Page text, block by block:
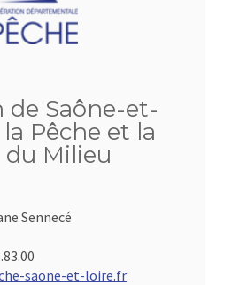
de Saône-et-
Pêche et la
Milieu
Sennecé
saone-et-loire.fr